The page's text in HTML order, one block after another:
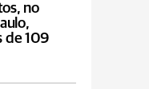
no
de 109